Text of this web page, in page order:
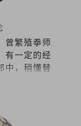
曾繁殖拳师
有一定的经
中，稍懂替
见，大病